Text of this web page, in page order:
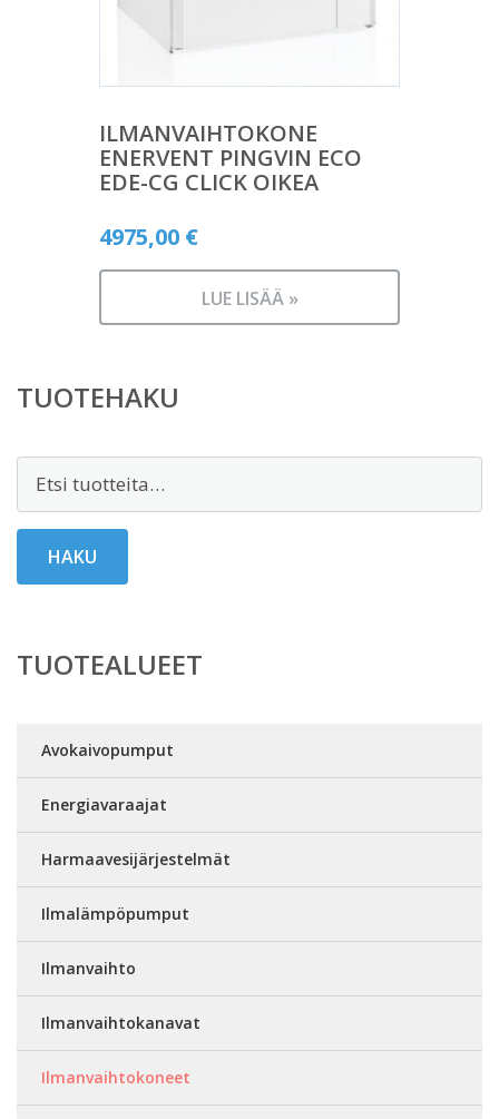
ILMANVAIHTOKONE
ENERVENT PINGVIN ECO
EDE-CG CLICK OIKEA
4975,00 €
LUE LISÄÄ »
TUOTEHAKU
Etsi:
HAKU
TUOTEALUEET
Avokaivopumput
Energiavaraajat
Harmaavesijärjestelmät
Ilmalämpöpumput
Ilmanvaihto
Ilmanvaihtokanavat
Ilmanvaihtokoneet